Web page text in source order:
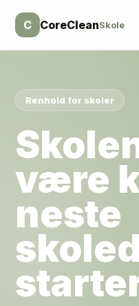
C CoreCleanSkole
Renhold for skoler
være
neste